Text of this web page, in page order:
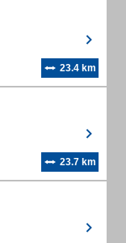
23.4 km
23.7 km